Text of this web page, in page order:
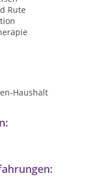
Rute
Haushalt